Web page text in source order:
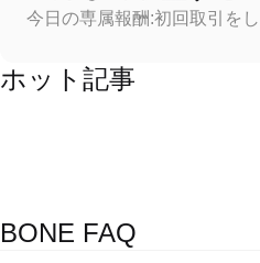
今日の専属報酬:初回取引を
ホット記事
BONE FAQ